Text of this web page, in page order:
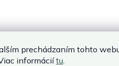
prechádzaním tohto
informáciítu